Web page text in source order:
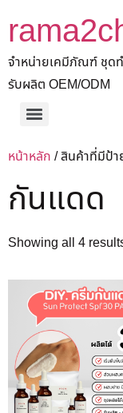
จำหน่ายเคมีภัณฑ์ ชุด
รับผลิต OEM/ODM
หน้าหลัก / สินค้าที่มีป้า
กันแดด
Showing all 4